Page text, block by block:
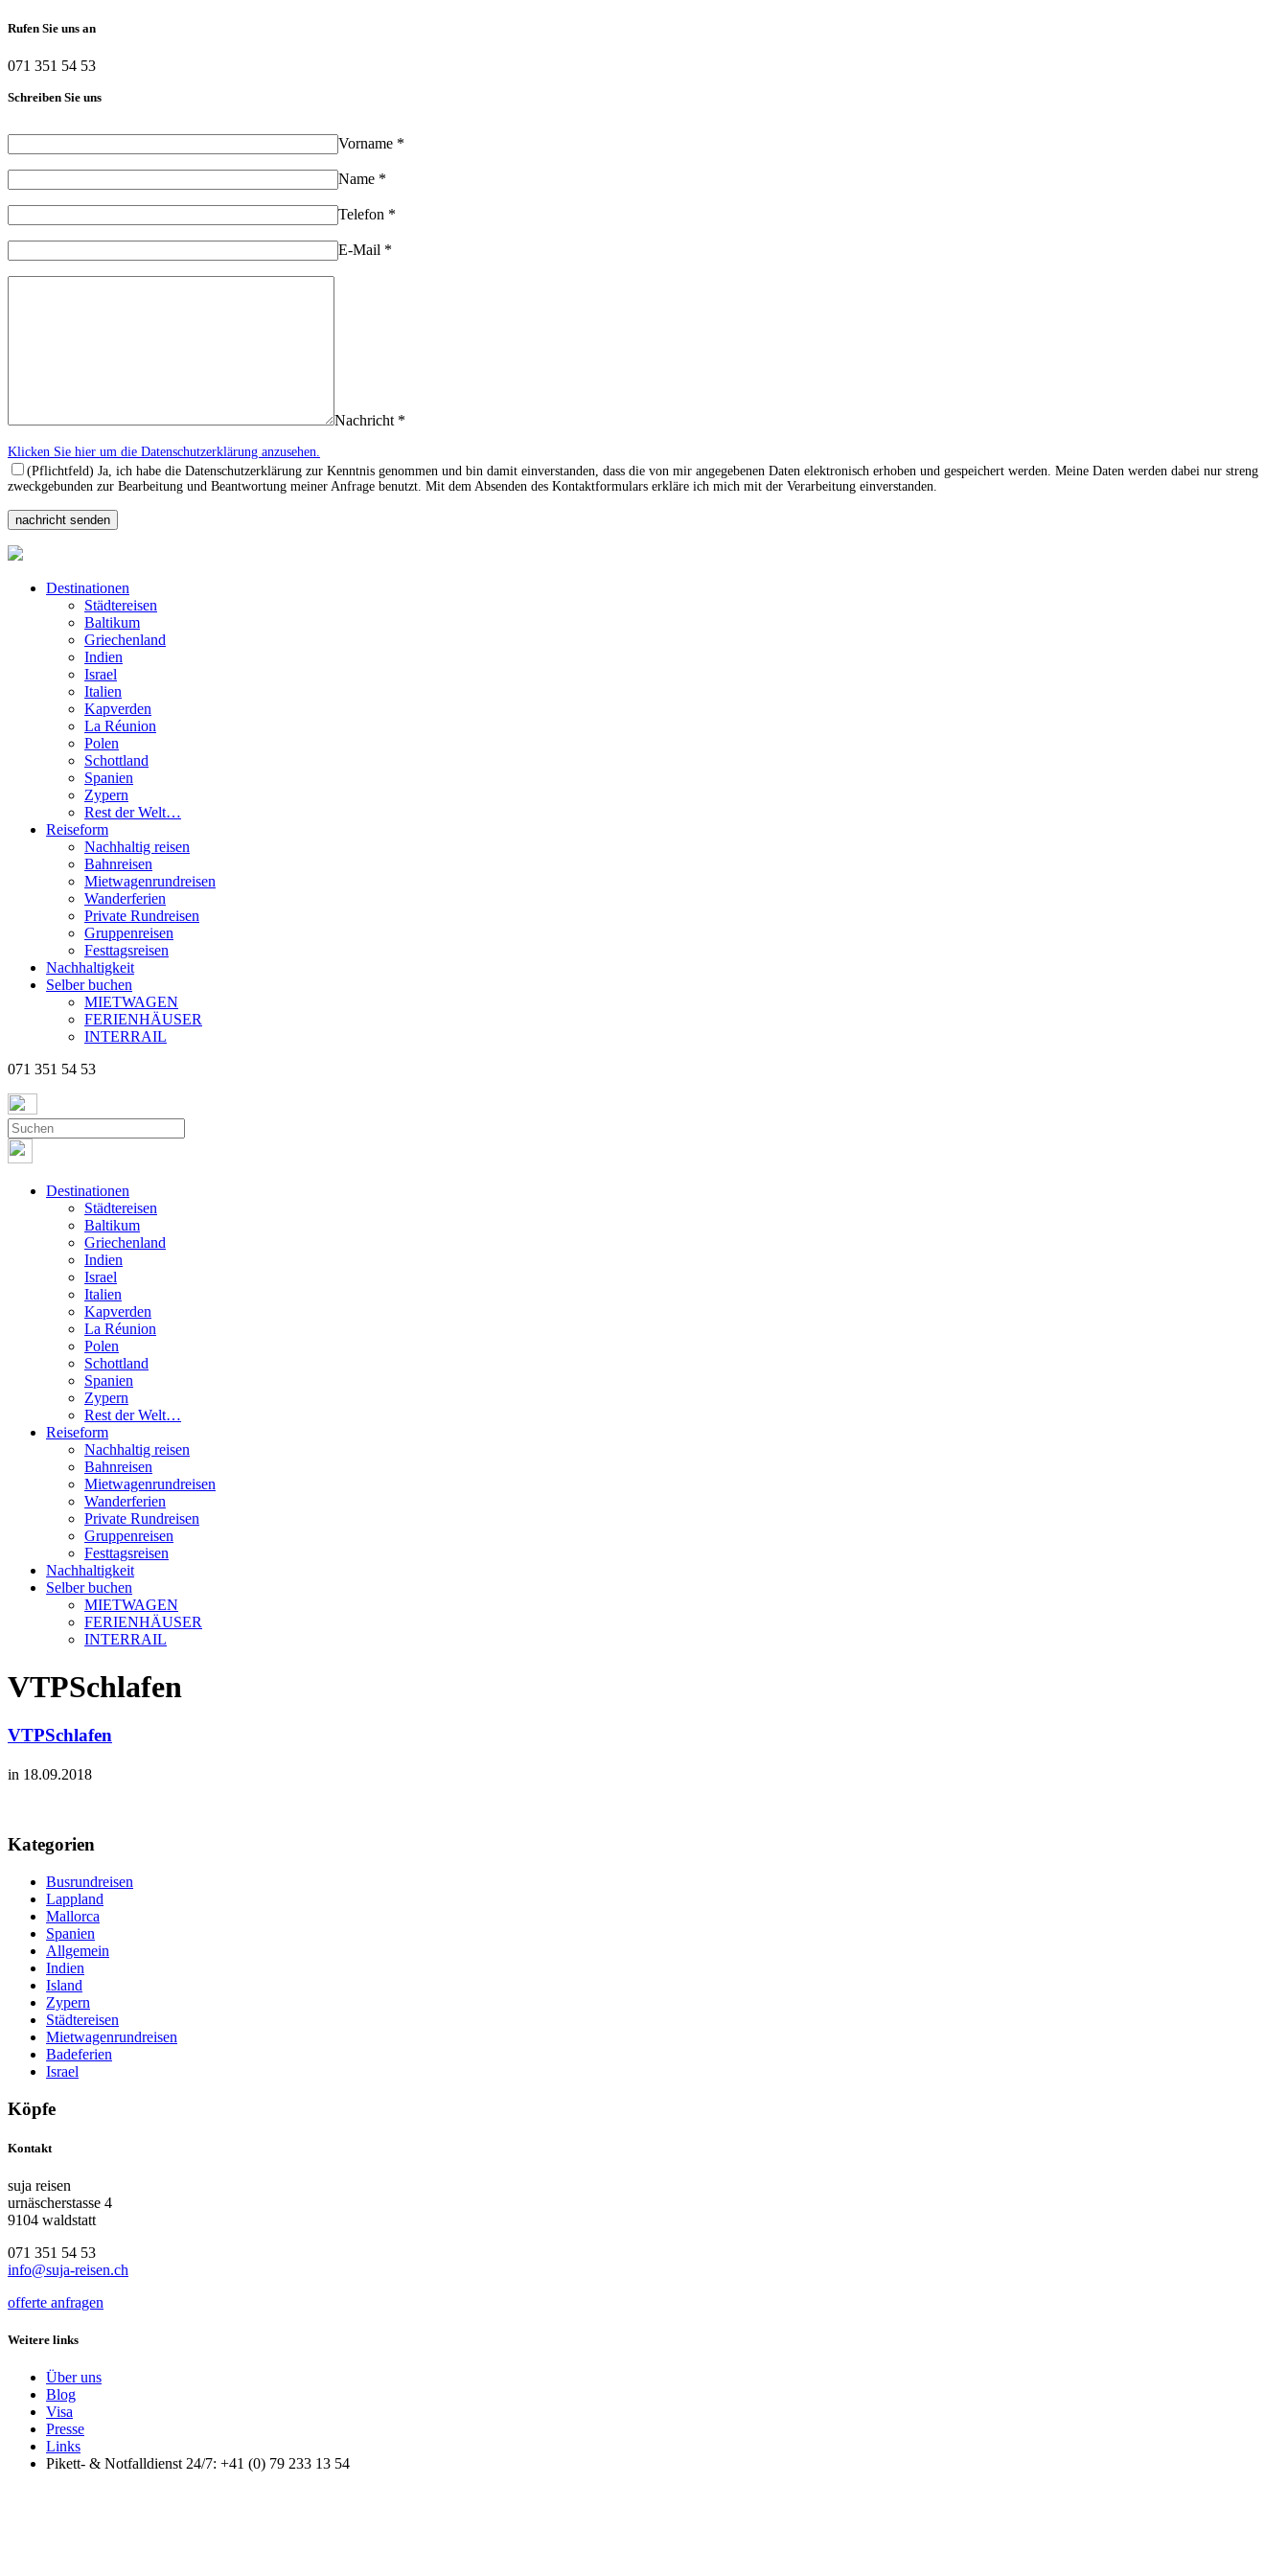
Rufen Sie uns an
071 351 54 53
Schreiben Sie uns
Vorname *
Name *
Telefon *
E-Mail *
Nachricht *
Klicken Sie hier um die Datenschutzerklärung anzusehen.
(Pflichtfeld) Ja, ich habe die Datenschutzerklärung zur Kenntnis genommen und bin damit einverstanden, dass die von mir angegebenen Daten elektronisch erhoben und gespeichert werden. Meine Daten werden dabei nur streng
zweckgebunden zur Bearbeitung und Beantwortung meiner Anfrage benutzt. Mit dem Absenden des Kontaktformulars erkläre ich mich mit der Verarbeitung einverstanden.
Destinationen
Städtereisen
Baltikum
Griechenland
Indien
Israel
Italien
Kapverden
La Réunion
Polen
Schottland
Spanien
Zypern
Rest der Welt…
Reiseform
Nachhaltig reisen
Bahnreisen
Mietwagenrundreisen
Wanderferien
Private Rundreisen
Gruppenreisen
Festtagsreisen
Nachhaltigkeit
Selber buchen
MIETWAGEN
FERIENHÄUSER
INTERRAIL
071 351 54 53
Destinationen
Städtereisen
Baltikum
Griechenland
Indien
Israel
Italien
Kapverden
La Réunion
Polen
Schottland
Spanien
Zypern
Rest der Welt…
Reiseform
Nachhaltig reisen
Bahnreisen
Mietwagenrundreisen
Wanderferien
Private Rundreisen
Gruppenreisen
Festtagsreisen
Nachhaltigkeit
Selber buchen
MIETWAGEN
FERIENHÄUSER
INTERRAIL
VTPSchlafen
VTPSchlafen
in 18.09.2018
Kategorien
Busrundreisen
Lappland
Mallorca
Spanien
Allgemein
Indien
Island
Zypern
Städtereisen
Mietwagenrundreisen
Badeferien
Israel
Köpfe
Kontakt
suja reisen
urnäscherstasse 4
9104 waldstatt
071 351 54 53
info@suja-reisen.ch
offerte anfragen
Weitere links
Über uns
Blog
Visa
Presse
Links
Pikett- & Notfalldienst 24/7: +41 (0) 79 233 13 54